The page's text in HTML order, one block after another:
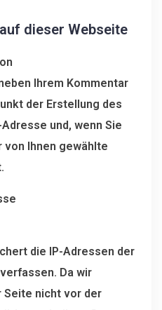
dieser Webseite
Ihrem Kommentar
der Erstellung des
und, wenn Sie
von Ihnen gewählte
die IP-Adressen der
Da wir
Seite nicht vor der